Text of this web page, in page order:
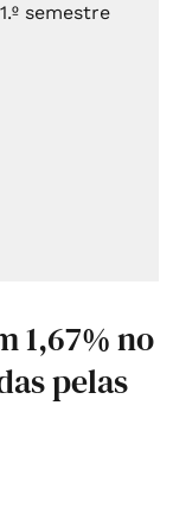
1,67% no
pelas